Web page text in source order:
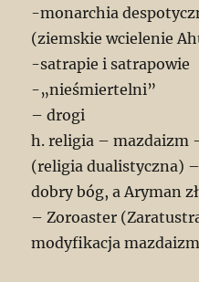
-monarchia
(ziemskie wcielenie
-satrapie i satrapowie
-„nieśmiertelni”
– drogi
h. religia – mazdaizm
(religia dualistyczna)
dobry bóg, a Aryman
– Zoroaster
modyfikacja